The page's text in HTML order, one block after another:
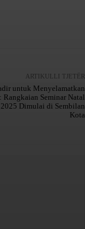
ARTIKULLI TJETËR
untuk Menyelamatkan
Rangkaian Seminar Natal
Dimulai di Sembilan
Kota